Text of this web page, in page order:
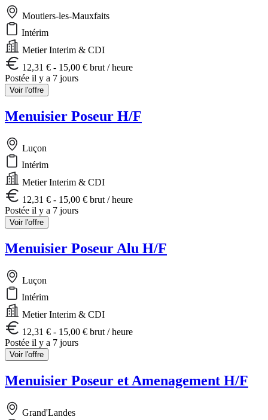
Moutiers-les-Mauxfaits
Intérim
Metier Interim & CDI
12,31 € - 15,00 € brut / heure
Postée il y a 7 jours
Voir l'offre
Menuisier Poseur H/F
Luçon
Intérim
Metier Interim & CDI
12,31 € - 15,00 € brut / heure
Postée il y a 7 jours
Voir l'offre
Menuisier Poseur Alu H/F
Luçon
Intérim
Metier Interim & CDI
12,31 € - 15,00 € brut / heure
Postée il y a 7 jours
Voir l'offre
Menuisier Poseur et Amenagement H/F
Grand'Landes